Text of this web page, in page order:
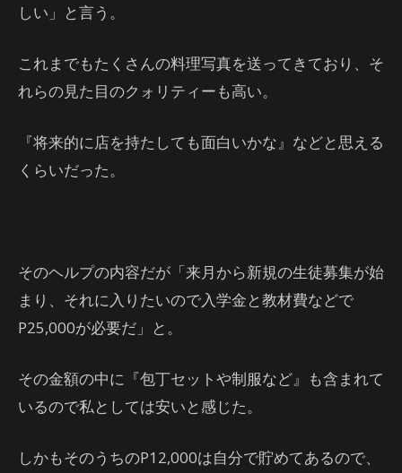
しい」と言う。
これまでもたくさんの料理写真を送ってきており、そ
れらの見た目のクォリティーも高い。
『将来的に店を持たしても面白いかな』などと思える
くらいだった。
そのヘルプの内容だが「来月から新規の生徒募集が始
まり、それに入りたいので入学金と教材費などで
P25,000が必要だ」と。
その金額の中に『包丁セットや制服など』も含まれて
いるので私としては安いと感じた。
しかもそのうちのP12,000は自分で貯めてあるので、